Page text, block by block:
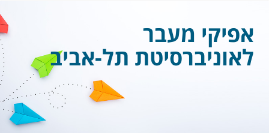
אפיקי מעבר
לאוניברסיטת תל-אביב